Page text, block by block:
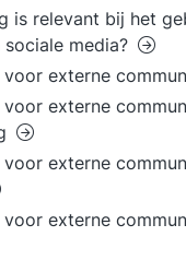
is relevant bij het
media?
externe
externe
externe
externe